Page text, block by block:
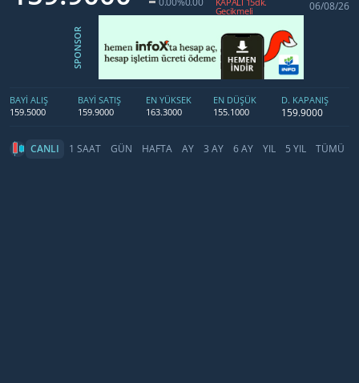
Gecikmeli 06/08/26
SPONSOR
BAYİ ALIŞ
159.5000
BAYİ SATIŞ
159.9000
EN YÜKSEK
163.3000
EN DÜŞÜK
155.1000
D. KAPANIŞ
159.9000
CANLI 1 SAAT GÜN HAFTA AY 3 AY 6 AY YIL 5 YIL TÜMÜ